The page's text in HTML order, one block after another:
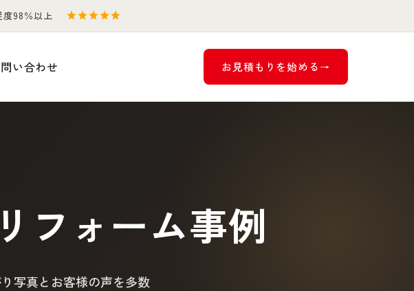
度98％以上
い合わせ お見積もりを始める
フォーム事例
写真とお客様の声を多数